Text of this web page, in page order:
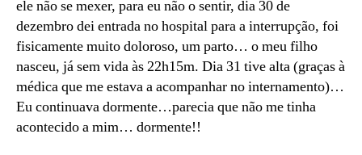
ele não se mexer, para eu não o sentir, dia 30 de
dezembro dei entrada no hospital para a interrupção, foi
fisicamente muito doloroso, um parto… o meu filho
nasceu, já sem vida às 22h15m. Dia 31 tive alta (graças à
médica que me estava a acompanhar no internamento)…
Eu continuava dormente…parecia que não me tinha
acontecido a mim… dormente!!